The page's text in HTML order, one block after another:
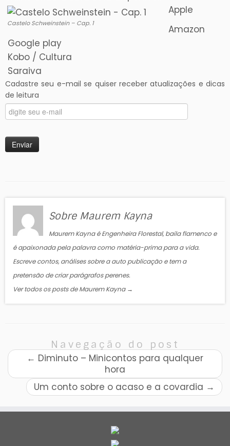
Castelo Schweinstein – Cap. 1
Apple
Amazon
Google play
Kobo / Cultura
Saraiva
Cadastre seu e-mail se quiser receber atualizações e dicas
de leitura
Sobre Maurem Kayna
Maurem Kayna é Engenheira Florestal, baila flamenco e
é apaixonada pela palavra como matéria-prima para a vida.
Escreve contos, análises sobre a auto publicação e tem a
pretensão de criar parágrafos perenes.
Ver todos os posts de Maurem Kayna →
Navegação do post
← Diminuto – Minicontos para qualquer
hora
Um conto sobre o acaso e a covardia →